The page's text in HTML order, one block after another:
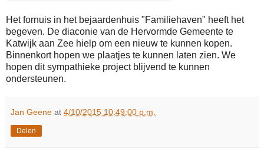
Het fornuis in het bejaardenhuis "Familiehaven" heeft het
begeven. De diaconie van de Hervormde Gemeente te
Katwijk aan Zee hielp om een nieuw te kunnen kopen.
Binnenkort hopen we plaatjes te kunnen laten zien. We
hopen dit sympathieke project blijvend te kunnen
ondersteunen.
Jan Geene at 4/10/2015 10:49:00 p.m.
Delen